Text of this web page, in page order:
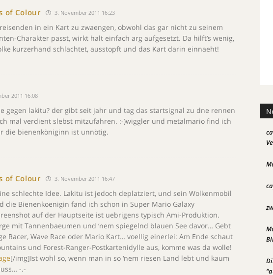
of Colour 3. November 2011 16:23
in ein Kart zu zwaengen, obwohl das gar nicht zu seinem
Charakter passt, wirkt halt einfach arg aufgesetzt. Da hilft’s wenig,
kurzerhand schlachtet, ausstopft und das Kart darin einnaeht!
2011 16:08
gegen lakitu? der gibt seit jahr und tag das startsignal zu dne rennen
mal verdient slebst mitzufahren. :-)wiggler und metalmario find ich
die bienenköniginn ist unnötig.
of Colour 3. November 2011 16:47
schlechte Idee. Lakitu ist jedoch deplatziert, und sein Wolkenmobil
die Bienenkoenigin fand ich schon in Super Mario Galaxy
auf der Hauptseite ist uebrigens typisch Ami-Produktion.
mit Tannenbaeumen und ‘nem spiegelnd blauen See davor… Gebt
Racer, Wave Race oder Mario Kart… voellig einerlei: Am Ende schaut
und Forest-Ranger-Postkartenidylle aus, komme was da wolle!
[/img]Ist wohl so, wenn man in so ‘nem riesen Land lebt und kaum
-.-